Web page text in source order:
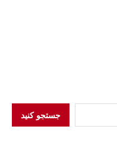
جستجو کنید